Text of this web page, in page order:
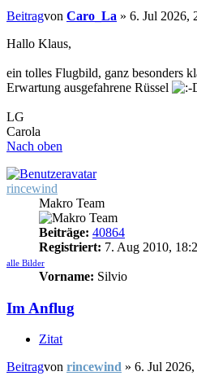
Beitragvon Caro_La » 6. Jul 2026,
Hallo Klaus,
ein tolles Flugbild, ganz besonders
Erwartung ausgefahrene Rüssel
LG
Carola
Nach oben
rincewind
Makro Team
Beiträge: 40864
Registriert: 7. Aug 2010,
alle Bilder
Vorname: Silvio
Im Anflug
Zitat
Beitragvon rincewind » 6. Jul